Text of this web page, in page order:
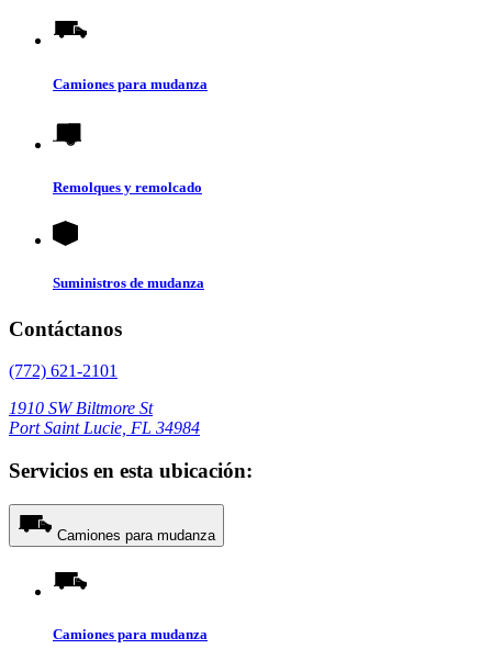
Camiones para mudanza
Remolques y remolcado
Suministros de mudanza
Contáctanos
(772) 621-2101
1910 SW Biltmore St
Port Saint Lucie, FL 34984
Servicios en esta ubicación:
Camiones para mudanza
Camiones para mudanza